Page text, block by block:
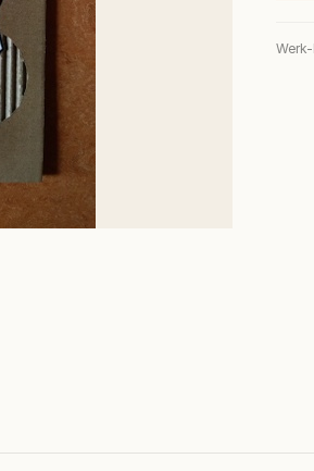
Werk-